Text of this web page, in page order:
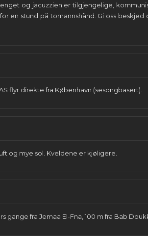
og jacuzzien er tilgjengelige,
en stund på tomannshånd. Gi oss
flyr direkte fra København (sesongbasert).
og mye sol. Kveldene er kjøligere.
gange fra Jemaa El-Fna, 100 m fra Bab